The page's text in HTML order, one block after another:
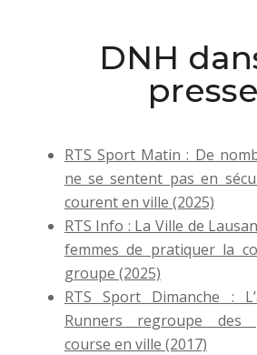
DNH
presse
RTS Sport Matin : De
ne se sentent pas en
courent en ville (2025)
RTS Info : La Ville de
femmes de pratiquer la
groupe (2025)
RTS Sport Dimanche :
Runners regroupe des
course en ville (2017)